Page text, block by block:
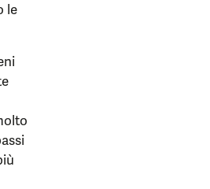
le